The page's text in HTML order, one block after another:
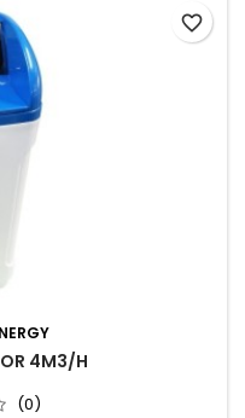
4M3/H
(0)
favorite_border